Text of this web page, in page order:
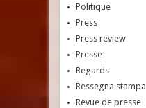
Politique
Press
Press review
Presse
Regards
Ressegna stampa
Revue de presse